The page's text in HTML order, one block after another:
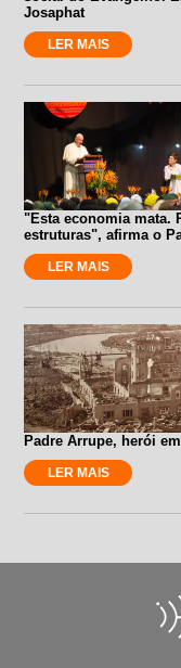
Josaphat
LER MAIS
"Esta economia mata.
estruturas", afirma o
LER MAIS
Padre Arrupe, herói
LER MAIS